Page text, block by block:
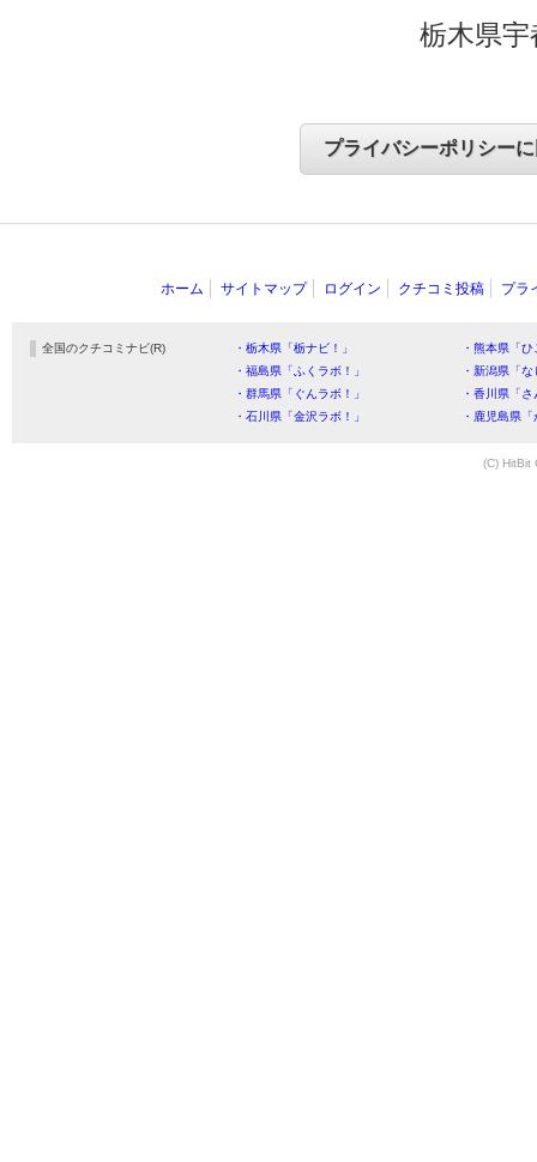
栃木県
ホーム サイトマップ ログイン クチコミ投稿 プラ
全国のクチコミナビ(R) ・栃木県「栃ナビ！」
・熊本県「
・福島県「ふくラボ！」
・新潟県「
・群馬県「ぐんラボ！」
・香川県「
・石川県「金沢ラボ！」
・鹿児島県
(C) HitBit